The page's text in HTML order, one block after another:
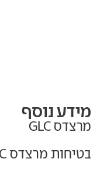
מידע נוסף
מרצדס GLC
בטיחות מרצדס GLC